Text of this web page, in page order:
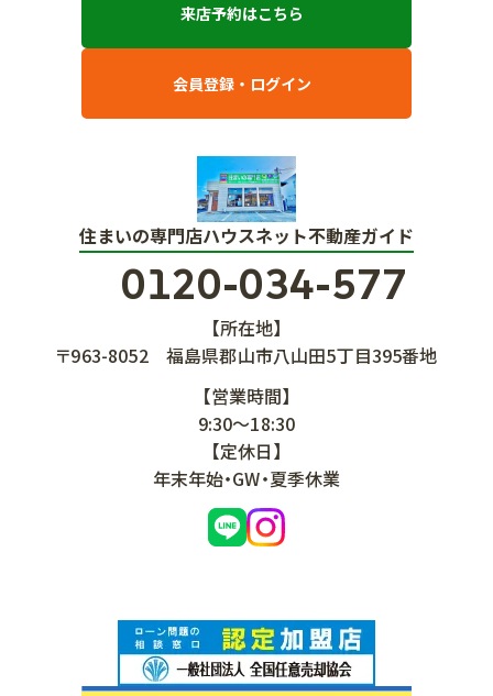
来店予約はこちら
会員登録・ログイン
住まいの専門店ハウスネット不動産ガイド
0120-034-577
【所在地】
〒963-8052
福島県郡山市八山田5丁目395番地
【営業時間】
9:30～18:30
【定休日】
年末年始・GW・夏季休業